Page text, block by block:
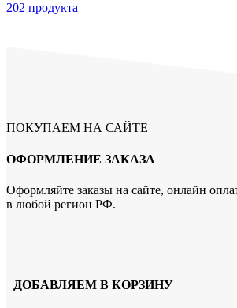
202 продукта
ПОКУПАЕМ НА САЙТЕ
ОФОРМЛЕНИЕ ЗАКАЗА
Оформляйте заказы на сайте, онлайн
в любой регион РФ.
ДОБАВЛЯЕМ В КОРЗИНУ